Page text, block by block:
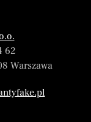
62
Warszawa